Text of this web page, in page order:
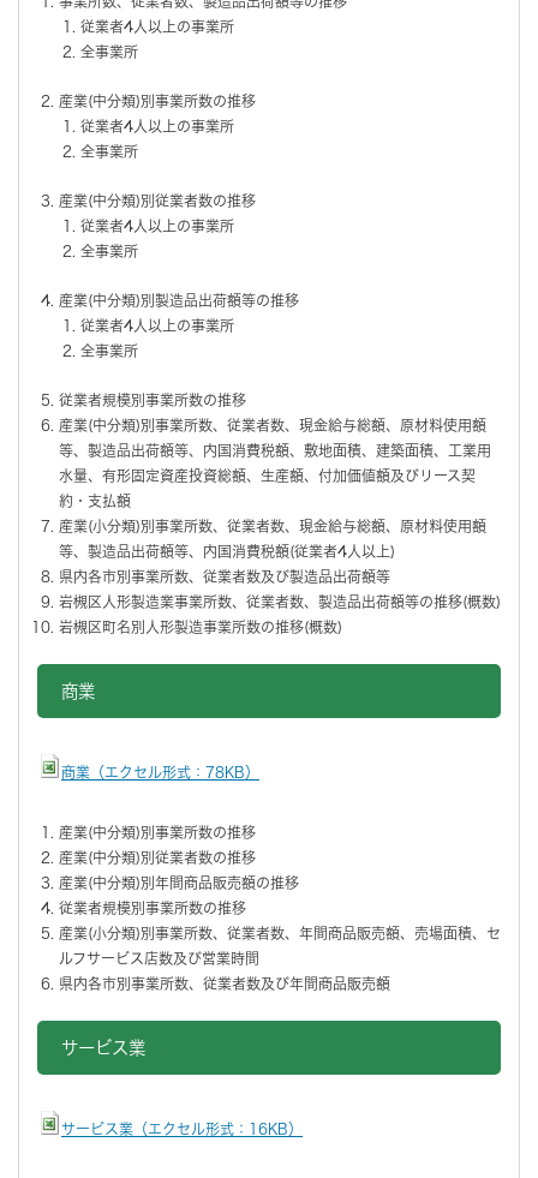
従業者4人以上の事業所
全事業所
産業(中分類)別事業所数の推移
従業者4人以上の事業所
全事業所
産業(中分類)別従業者数の推移
従業者4人以上の事業所
全事業所
産業(中分類)別製造品出荷額等の推移
従業者4人以上の事業所
全事業所
従業者規模別事業所数の推移
産業(中分類)別事業所数、従業者数、現金給与総額、原材料使用額
等、製造品出荷額等、内国消費税額、敷地面積、建築面積、工業用
水量、有形固定資産投資総額、生産額、付加価値額及びリース契
約・支払額
産業(小分類)別事業所数、従業者数、現金給与総額、原材料使用額
等、製造品出荷額等、内国消費税額(従業者4人以上)
県内各市別事業所数、従業者数及び製造品出荷額等
岩槻区人形製造業事業所数、従業者数、製造品出荷額等の推移(概数)
岩槻区町名別人形製造事業所数の推移(概数)
商業
商業（エクセル形式：78KB）
産業(中分類)別事業所数の推移
産業(中分類)別従業者数の推移
産業(中分類)別年間商品販売額の推移
従業者規模別事業所数の推移
産業(小分類)別事業所数、従業者数、年間商品販売額、売場面積、セ
ルフサービス店数及び営業時間
県内各市別事業所数、従業者数及び年間商品販売額
サービス業
サービス業（エクセル形式：16KB）